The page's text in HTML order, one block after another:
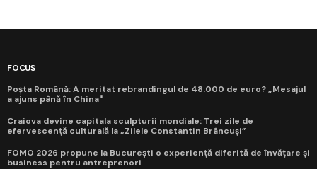
FOCUS
Poșta Română: A meritat rebrandingul de 48.000 de euro? „Mesajul
a ajuns până în China"
Craiova devine capitala sculpturii mondiale: Trei zile de
efervescență culturală la „Zilele Constantin Brâncuși”
FOMO 2026 propune la București o experiență diferită de învățare și
business pentru antreprenori